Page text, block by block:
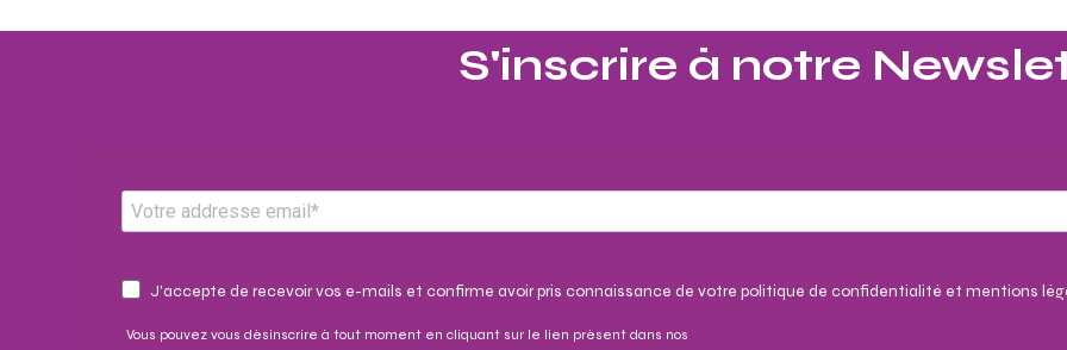
S'inscrire à notre
J'accepte de recevoir vos e-mails et confirme avoir pris connaissance de votre politique de confidentialité et mentions
Vous pouvez vous désinscrire à tout moment en cliquant sur le lien présent dans nos